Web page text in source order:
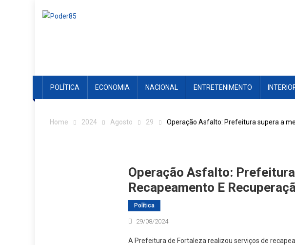
POLÍTICA ECONOMIA NACIONAL ENTRETENIMENTO
Home 2024 Agosto 29 Operação Asfalto: Prefeitura supera a
Operação Asfalto:
Recapeamento E
Política
29/08/2024
A Prefeitura de Fortaleza realizou serviços de